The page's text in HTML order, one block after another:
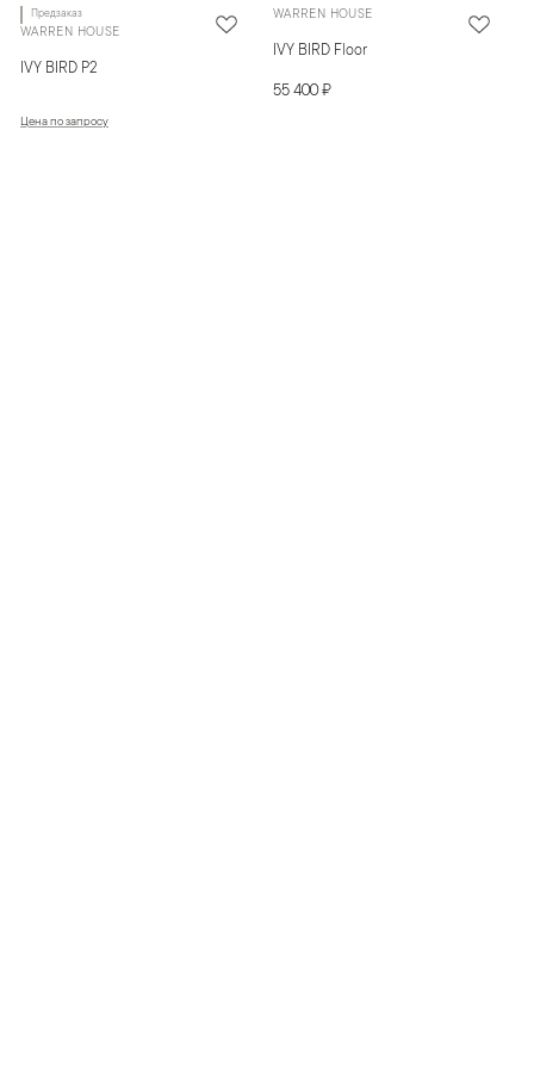
Предзаказ
WARREN HOUSE
IVY BIRD P2
Цена по запросу
WARREN HOUSE
IVY BIRD Floor
55 400 ₽